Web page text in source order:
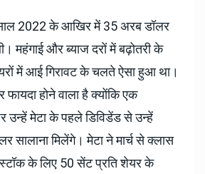
2022 के आखिर में 35 अरब डॉलर
महंगाई और ब्याज दरों में बढ़ोतरी के
में आई गिरावट के चलते ऐसा हुआ था।
होने वाला है क्योंकि एक
उन्हें मेटा के पहले डिविडेंड से उन्हें
सालाना मिलेंगे। मेटा ने मार्च से क्लास
के लिए 50 सेंट प्रति शेयर के